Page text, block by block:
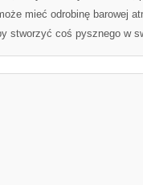
mieć odrobinę barowej
stworzyć coś pysznego w